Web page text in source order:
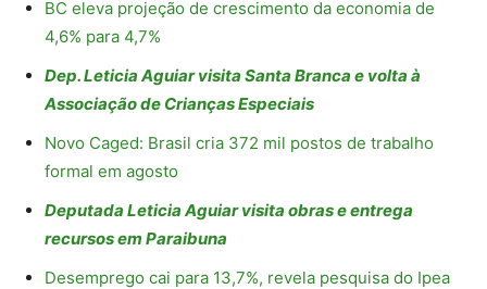
BC eleva projeção de crescimento da economia de
4,6% para 4,7%
Dep. Leticia Aguiar visita Santa Branca e volta à
Associação de Crianças Especiais
Novo Caged: Brasil cria 372 mil postos de trabalho
formal em agosto
Deputada Leticia Aguiar visita obras e entrega
recursos em Paraibuna
Desemprego cai para 13,7%, revela pesquisa do Ipea